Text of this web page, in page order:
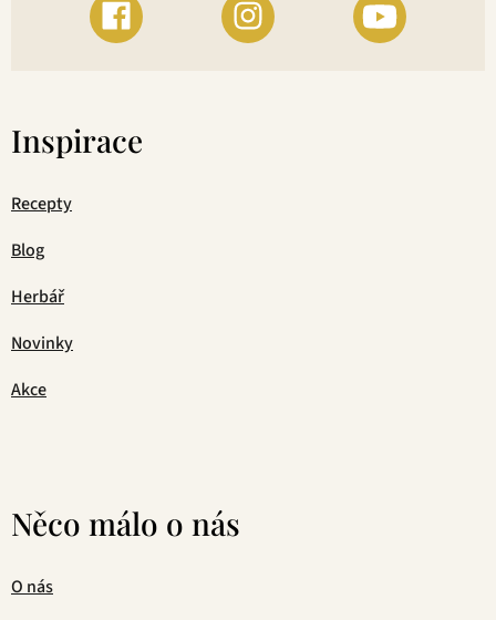
Inspirace
Recepty
Blog
Herbář
Novinky
Akce
Něco málo o nás
O nás